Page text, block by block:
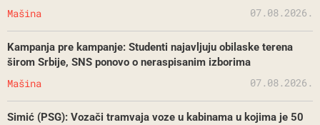
Mašina 07.08.2026.
Kampanja pre kampanje: Studenti najavljuju obilaske terena
širom Srbije, SNS ponovo o neraspisanim izborima
Mašina 07.08.2026.
Simić (PSG): Vozači tramvaja voze u kabinama u kojima je 50